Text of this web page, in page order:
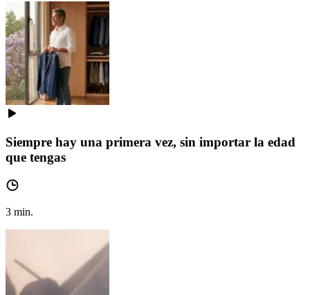
Siempre hay una primera vez, sin importar la edad
que tengas
3 min.